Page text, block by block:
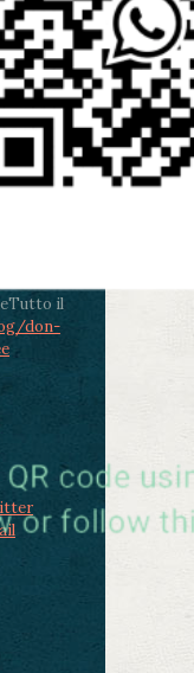
Scuola
in
- Fiano
in
20.30 -
don
ore
al
le
Tutto il
don-